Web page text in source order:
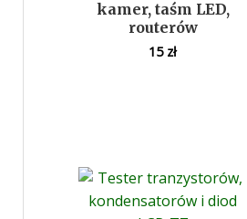
kamer, taśm LED,
routerów
15 zł